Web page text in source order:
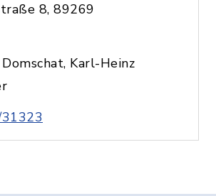
8, 89269
Karl-Heinz